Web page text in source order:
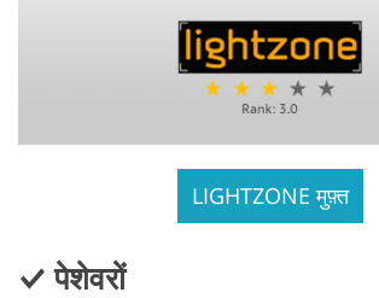
LIGHTZONE मुफ़्त
पेशेवरों